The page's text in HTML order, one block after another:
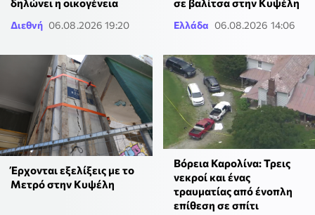
δηλώνει η οικογένεια
Διεθνή 06.08.2026 19:20
σε βαλίτσα στην Κυψέλη
Ελλάδα 06.08.2026 14:06
Έρχονται εξελίξεις με το
Μετρό στην Κυψέλη
Βόρεια Καρολίνα: Τρεις
νεκροί και ένας
τραυματίας από ένοπλη
επίθεση σε σπίτι